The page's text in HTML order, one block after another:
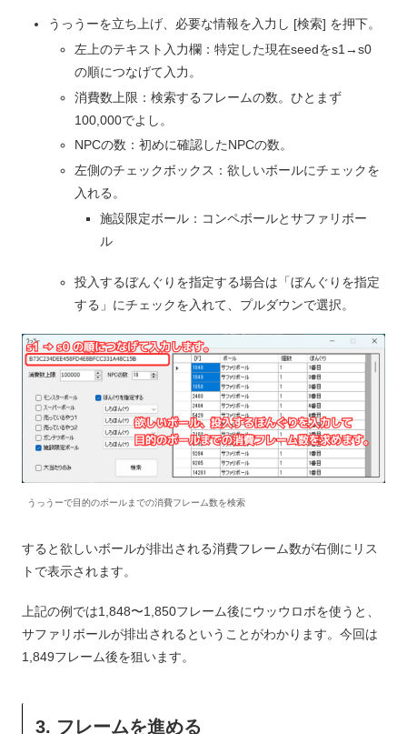
うっうーを立ち上げ、必要な情報を入力し [検索] を押下。
左上のテキスト入力欄：特定した現在seedをs1→s0
の順につなげて入力。
消費数上限：検索するフレームの数。ひとまず
100,000でよし。
NPCの数：初めに確認したNPCの数。
左側のチェックボックス：欲しいボールにチェックを
入れる。
施設限定ボール：コンペボールとサファリボー
ル
投入するぼんぐりを指定する場合は「ぼんぐりを指定
する」にチェックを入れて、プルダウンで選択。
うっうーで目的のボールまでの消費フレーム数を検索
すると欲しいボールが排出される消費フレーム数が右側にリス
トで表示されます。
上記の例では1,848〜1,850フレーム後にウッウロボを使うと、
サファリボールが排出されるということがわかります。今回は
1,849フレーム後を狙います。
3. フレームを進める